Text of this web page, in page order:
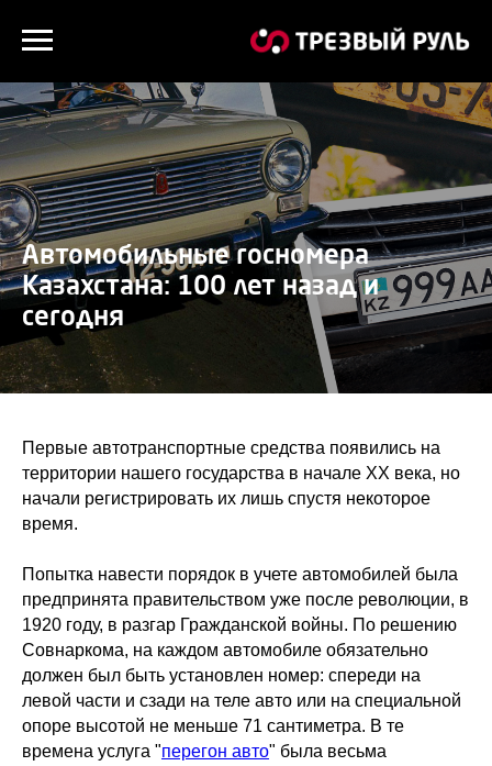
Автомобильные госномера
Казахстана: 100 лет назад и
сегодня
Первые автотранспортные средства появились на
территории нашего государства в начале XX века, но
начали регистрировать их лишь спустя некоторое
время.
Попытка навести порядок в учете автомобилей была
предпринята правительством уже после революции, в
1920 году, в разгар Гражданской войны. По решению
Совнаркома, на каждом автомобиле обязательно
должен был быть установлен номер: спереди на
левой части и сзади на теле авто или на специальной
опоре высотой не меньше 71 сантиметра. В те
времена услуга "перегон авто" была весьма